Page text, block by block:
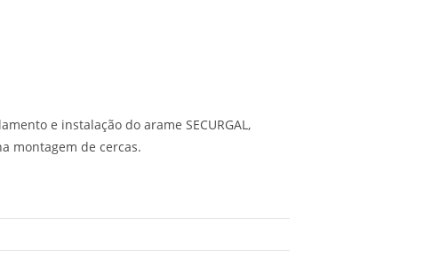
e instalação do arame SECURGAL,
montagem de cercas.